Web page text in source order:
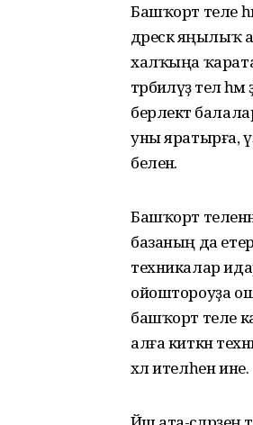
Башҡорт теле
дәрескә яңылыҡ
халҡыңа
тәрбиәләүҙә тел
берлектә
уны яратырға,
беленә.
Башҡорт
базаның да
техникалар
ойоштороуҙа
башҡорт теле
алға киткән
хәл ителһен ине.